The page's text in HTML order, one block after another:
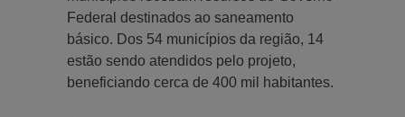
Federal destinados ao saneamento
básico. Dos 54 municípios da região, 14
estão sendo atendidos pelo projeto,
beneficiando cerca de 400 mil habitantes.